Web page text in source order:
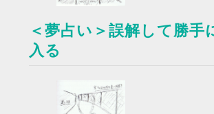
＜夢占い＞誤解して勝手
入る